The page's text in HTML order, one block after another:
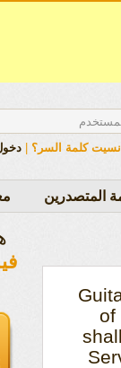
نسيت كلمة السر؟
المتصدرين
of